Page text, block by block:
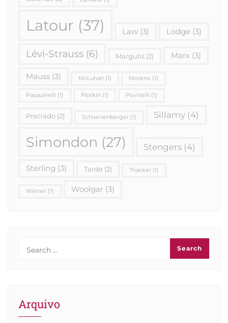
Latour (37) Law (3) Lodge (3)
Lévi-Strauss (6) Margulis (2) Marx (3)
Mauss (3) McLuhan (1) Moreno (1)
Pasquinelli (1) Plotkin (1) Povinelli (1)
Preciado (2) Schoenenberger (1) Sillamy (4)
Simondon (27) Stengers (4)
Sterling (3) Tarde (2) Thacker (1)
Wiener (1) Woolgar (3)
Arquivo